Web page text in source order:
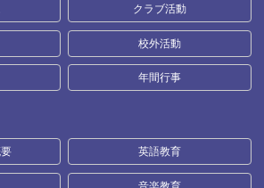
クラブ活動
校外活動
年間行事
英語教育